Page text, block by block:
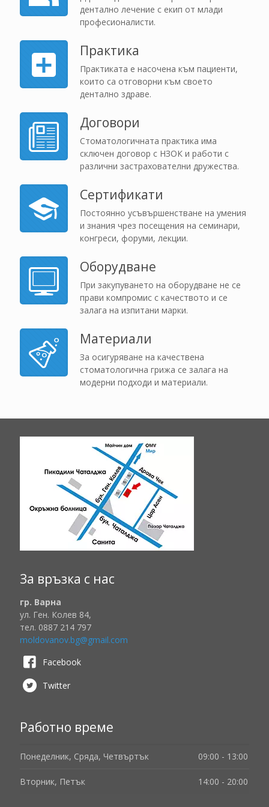
дентално лечение с екип от млади
професионалисти.
Практика
Практиката е насочена към пациенти,
които са отговорни към своето
дентално здраве.
Договори
Стоматологичната практика има
сключен договор с НЗОК и работи с
различни застрахователни дружества.
Сертификати
Постоянно усъвършенстване на умения
и знания чрез посещения на семинари,
конгреси, форуми, лекции.
Оборудване
При закупуването на оборудване не се
прави компромис с качеството и се
залага на изпитани марки.
Материали
За осигуряване на качествена
стоматологична грижа се залага на
модерни подходи и материали.
За връзка с нас
гр. Варна
ул. Ген. Колев 84,
тел. 0887 214 797
moldovanov.bg@gmail.com
Facebook
Twitter
Работно време
Понеделник, Сряда, Четвъртък 09:00 - 13:00
Вторник, Петък 14:00 - 20:00